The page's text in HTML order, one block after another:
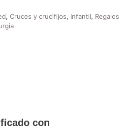
, Cruces y crucifijos, Infantil, Regalos
con